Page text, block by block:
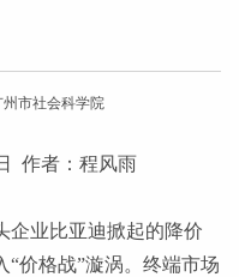
市社会科学院
作者：程风雨
企业比亚迪掀起的降价
“价格战”漩涡。终端市场